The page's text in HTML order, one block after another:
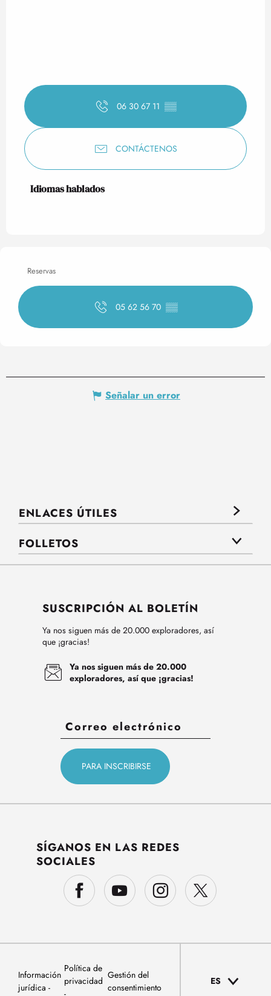
06 30 67 11 ▒▒
CONTÁCTENOS
Idiomas hablados
Idiomas hablados
Reservas
05 62 56 70 ▒▒
Señalar un error
ENLACES ÚTILES
FOLLETOS
SUSCRIPCIÓN AL BOLETÍN
Ya nos siguen más de 20.000 exploradores, así
que ¡gracias!
Ya nos siguen más de 20.000
exploradores, así que ¡gracias!
SÍGANOS EN LAS REDES
SOCIALES
Información
jurídica
Política de
privacidad
Gestión del
consentimiento
ES